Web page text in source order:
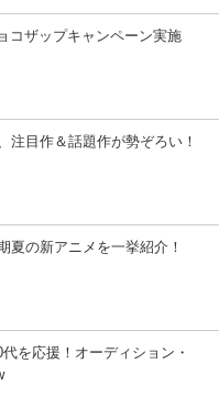
コザップキャンペーン実施
注目作＆話題作が勢ぞろい！
夏の新アニメを一挙紹介！
を応援！オーディション・